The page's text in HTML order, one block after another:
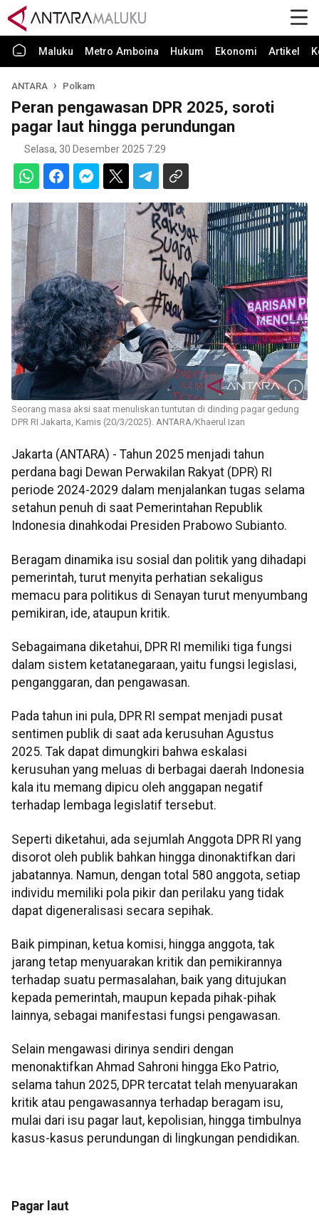
Maluku Metro Amboina Hukum Ekonomi Artikel
ANTARA Polkam
Peran pengawasan DPR 2025, soroti
pagar laut hingga perundungan
Selasa, 30 Desember 2025 7:29
Seorang masa aksi saat menuliskan tuntutan di dinding pagar gedung
DPR RI Jakarta, Kamis (20/3/2025). ANTARA/Khaerul Izan
Jakarta (ANTARA) - Tahun 2025 menjadi tahun
perdana bagi Dewan Perwakilan Rakyat (DPR) RI
periode 2024-2029 dalam menjalankan tugas selama
setahun penuh di saat Pemerintahan Republik
Indonesia dinahkodai Presiden Prabowo Subianto.
Beragam dinamika isu sosial dan politik yang dihadapi
pemerintah, turut menyita perhatian sekaligus
memacu para politikus di Senayan turut menyumbang
pemikiran, ide, ataupun kritik.
Sebagaimana diketahui, DPR RI memiliki tiga fungsi
dalam sistem ketatanegaraan, yaitu fungsi legislasi,
penganggaran, dan pengawasan.
Pada tahun ini pula, DPR RI sempat menjadi pusat
sentimen publik di saat ada kerusuhan Agustus
2025. Tak dapat dimungkiri bahwa eskalasi
kerusuhan yang meluas di berbagai daerah Indonesia
kala itu memang dipicu oleh anggapan negatif
terhadap lembaga legislatif tersebut.
Seperti diketahui, ada sejumlah Anggota DPR RI yang
disorot oleh publik bahkan hingga dinonaktifkan dari
jabatannya. Namun, dengan total 580 anggota, setiap
individu memiliki pola pikir dan perilaku yang tidak
dapat digeneralisasi secara sepihak.
Baik pimpinan, ketua komisi, hingga anggota, tak
jarang tetap menyuarakan kritik dan pemikirannya
terhadap suatu permasalahan, baik yang ditujukan
kepada pemerintah, maupun kepada pihak-pihak
lainnya, sebagai manifestasi fungsi pengawasan.
Selain mengawasi dirinya sendiri dengan
menonaktifkan Ahmad Sahroni hingga Eko Patrio,
selama tahun 2025, DPR tercatat telah menyuarakan
kritik atau pengawasannya terhadap beragam isu,
mulai dari isu pagar laut, kepolisian, hingga timbulnya
kasus-kasus perundungan di lingkungan pendidikan.
Pagar laut